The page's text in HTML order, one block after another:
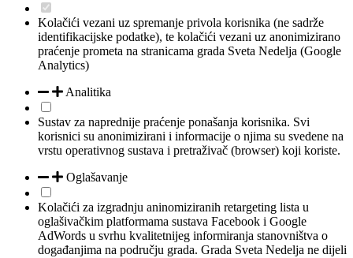
Kolačići vezani uz spremanje privola korisnika (ne sadrže
identifikacijske podatke), te kolačići vezani uz anonimizirano
praćenje prometa na stranicama grada Sveta Nedelja (Google
Analytics)
Analitika
Sustav za naprednije praćenje ponašanja korisnika. Svi
korisnici su anonimizirani i informacije o njima su svedene na
vrstu operativnog sustava i pretraživač (browser) koji koriste.
Oglašavanje
Kolačići za izgradnju aninomiziranih retargeting lista u
oglašivačkim platformama sustava Facebook i Google
AdWords u svrhu kvalitetnijeg informiranja stanovništva o
događanjima na području grada. Grada Sveta Nedelja ne dijeli